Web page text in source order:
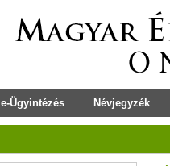
e-Ügyintézés Névjegyzék